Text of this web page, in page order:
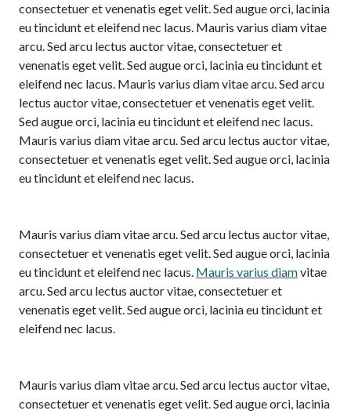
consectetuer et venenatis eget velit. Sed augue orci, lacinia
eu tincidunt et eleifend nec lacus. Mauris varius diam vitae
arcu. Sed arcu lectus auctor vitae, consectetuer et
venenatis eget velit. Sed augue orci, lacinia eu tincidunt et
eleifend nec lacus. Mauris varius diam vitae arcu. Sed arcu
lectus auctor vitae, consectetuer et venenatis eget velit.
Sed augue orci, lacinia eu tincidunt et eleifend nec lacus.
Mauris varius diam vitae arcu. Sed arcu lectus auctor vitae,
consectetuer et venenatis eget velit. Sed augue orci, lacinia
eu tincidunt et eleifend nec lacus.
Mauris varius diam vitae arcu. Sed arcu lectus auctor vitae,
consectetuer et venenatis eget velit. Sed augue orci, lacinia
eu tincidunt et eleifend nec lacus. Mauris varius diamvitae
arcu. Sed arcu lectus auctor vitae, consectetuer et
venenatis eget velit. Sed augue orci, lacinia eu tincidunt et
eleifend nec lacus.
Mauris varius diam vitae arcu. Sed arcu lectus auctor vitae,
consectetuer et venenatis eget velit. Sed augue orci, lacinia